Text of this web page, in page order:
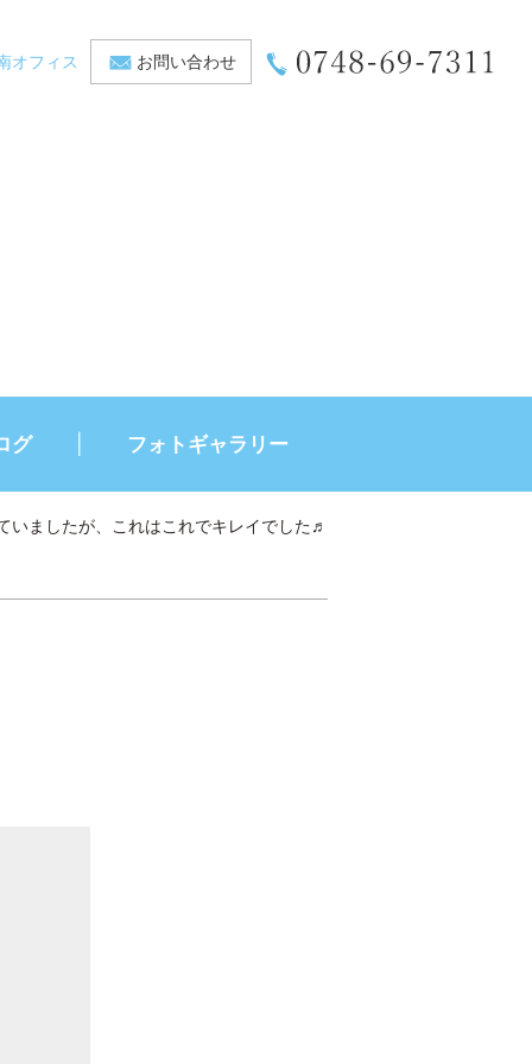
オフィス お問い合わせ
グ フォトギャラリー
いましたが、これはこれでキレイでした♬